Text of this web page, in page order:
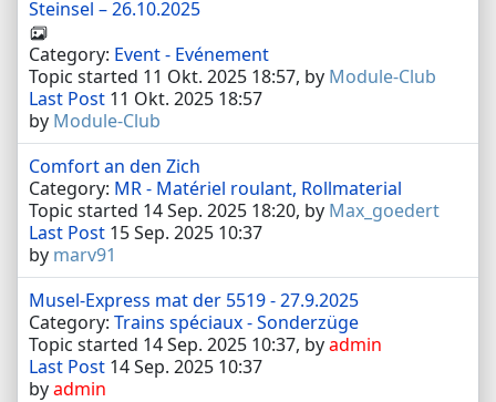
Steinsel – 26.10.2025
Category: Event - Evénement
Topic started 11 Okt. 2025 18:57, by Module-Club
Last Post 11 Okt. 2025 18:57
by Module-Club
Comfort an den Zich
Category: MR - Matériel roulant, Rollmaterial
Topic started 14 Sep. 2025 18:20, by Max_goedert
Last Post 15 Sep. 2025 10:37
by marv91
Musel-Express mat der 5519 - 27.9.2025
Category: Trains spéciaux - Sonderzüge
Topic started 14 Sep. 2025 10:37, byadmin
Last Post 14 Sep. 2025 10:37
byadmin